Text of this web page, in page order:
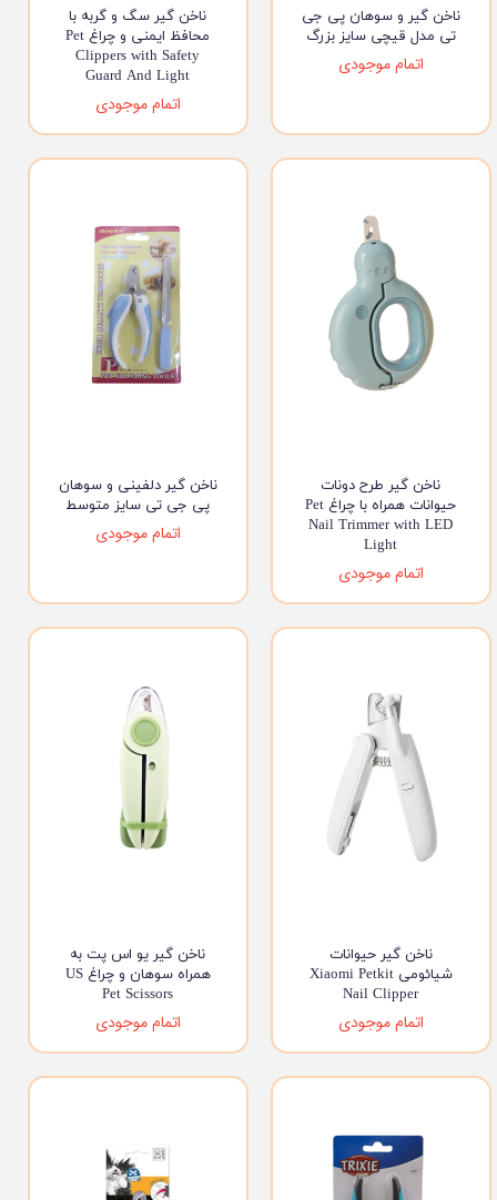
ناخن گیر و سوهان پی جی
تی مدل قیچی سایز بزرگ
اتمام موجودی
ناخن گیر سگ و گربه با
محافظ ایمنی و چراغ Pet
Clippers with Safety
Guard And Light
اتمام موجودی
ناخن گیر طرح دونات
حیوانات همراه با چراغ Pet
Nail Trimmer with LED
Light
اتمام موجودی
ناخن گیر دلفینی و سوهان
پی جی تی سایز متوسط
اتمام موجودی
ناخن گیر حیوانات
شیائومی Xiaomi Petkit
Nail Clipper
اتمام موجودی
ناخن گیر یو اس پت به
همراه سوهان و چراغ US
Pet Scissors
اتمام موجودی